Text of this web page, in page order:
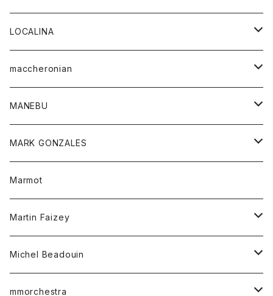
タンクトップ
Tシャツ
ベスト
ポロシャツ
ロングスリーブTシャツ
セーター
チュニック
ワンピース
Tシャツ
パンツ
アウター
カットソー
トップス
シャツ
LOCALINA
ロングスリーブテーシャツ
maccheronian
靴
MANEBU
靴
MARK GONZALES
トップス
Tシャツ
Marmot
Martin Faizey
ベルト
Michel Beadouin
トップス
mmorchestra